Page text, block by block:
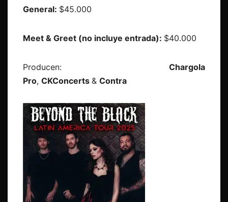
General: $45.000
Meet & Greet (no incluye entrada): $40.000
Producen: Chargola
Pro, CKConcerts & Contra